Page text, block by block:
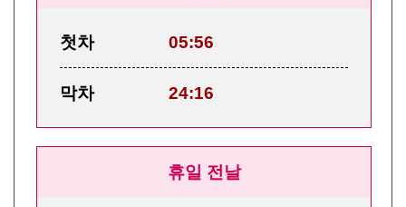
첫차 05:56
막차 24:16
휴일 전날